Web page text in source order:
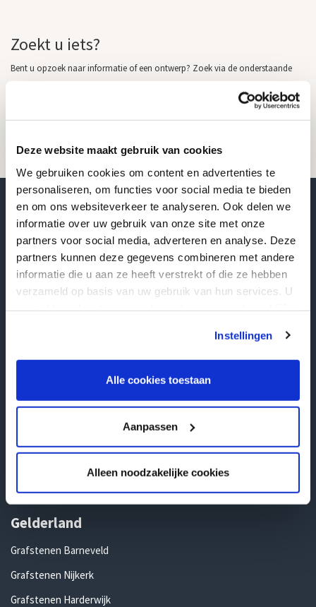
Deze website maakt gebruik van cookies
We gebruiken cookies om content en advertenties te
personaliseren, om functies voor social media te bieden
en om ons websiteverkeer te analyseren. Ook delen we
informatie over uw gebruik van onze site met onze
partners voor social media, adverteren en analyse. Deze
partners kunnen deze gegevens combineren met andere
informatie die u aan ze heeft verstrekt of die ze hebben
verzameld op basis van uw gebruik van hun services. U
Instellingen
Alle cookies toestaan
Aanpassen
Alleen noodzakelijke cookies
Zoekt u iets?
Bent u opzoek naar informatie of een ontwerp? Zoek via de onderstaande
Wij plaatsen grafstenen bij u in de regio
Overijssel
Grafstenen Zwolle
Grafstenen Hengelo
Grafstenen Enschede
Grafstenen Deventer
Grafstenen Ommen
Grafstenen Rijssen
Gelderland
Grafstenen Barneveld
Grafstenen Nijkerk
Grafstenen Harderwijk